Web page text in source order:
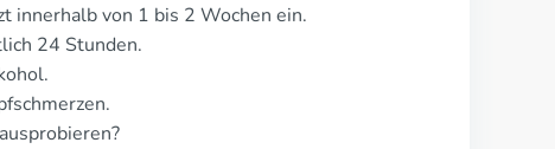
innerhalb von 1 bis 2 Wochen ein.
24 Stunden.